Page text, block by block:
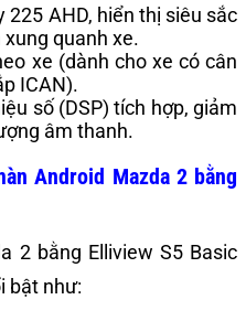
225 AHD, hiển thị siêu sắc
quanh xe.
xe (dành cho xe có cân
ICAN).
số (DSP) tích hợp, giảm
âm thanh.
Android Mazda 2 bằng
2 bằng Elliview S5 Basic
bật như: